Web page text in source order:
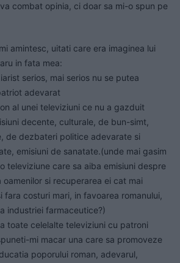
combat opinia, ci doar sa mi-o spun pe
amintesc, uitati care era imaginea lui
in fata mea:
serios, mai serios nu se putea
adevarat
al unei televiziuni ce nu a gazduit
decente, culturale, de bun-simt,
de dezbateri politice adevarate si
emisiuni de sanatate.(unde mai gasim
televiziune care sa aiba emisiuni despre
oamenilor si recuperarea ei cat mai
fara costuri mari, in favoarea romanului,
industriei farmaceutice?)
toate celelalte televiziuni cu patroni
mi macar una care sa promoveze
poporului roman, adevarul,